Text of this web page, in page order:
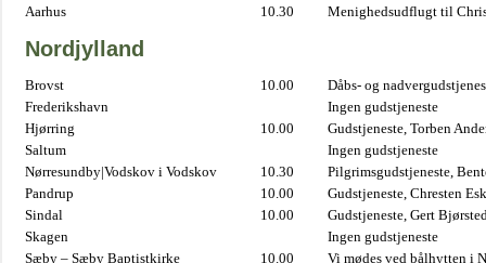
Aarhus
10.30 Menighedsudflugt til
Nordjylland
Brovst 10.00
Dåbs- og
Frederikshavn
Ingen gudstjeneste
Hjørring
10.00
Gudstjeneste, Torben
Saltum
Ingen gudstjeneste
Nørresundby|Vodskov i Vodskov
10.30
Pilgrimsgudstjeneste,
Pandrup
10.00
Gudstjeneste, Chresten
Sindal
10.00
Gudstjeneste, Gert
Skagen
Ingen gudstjeneste
Sæby – Sæby Baptistkirke
10.00
Vi mødes ved bålhytten i